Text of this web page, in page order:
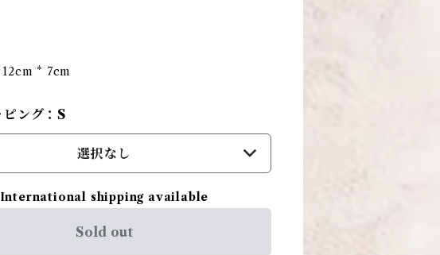
12cm * 7cm
ング：S
選択なし
International shipping available
Sold out